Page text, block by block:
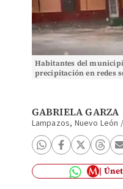
Habitantes del
precipitación en redes
GABRIELA GARZA
Lampazos, Nuevo León /